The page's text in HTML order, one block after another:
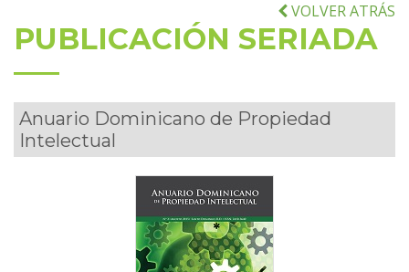
VOLVER ATRÁS
PUBLICACIÓN SERIADA
Anuario Dominicano de Propiedad
Intelectual